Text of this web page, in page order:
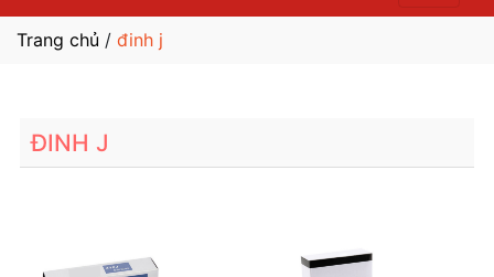
Trang chủ / đinh j
ĐINH J